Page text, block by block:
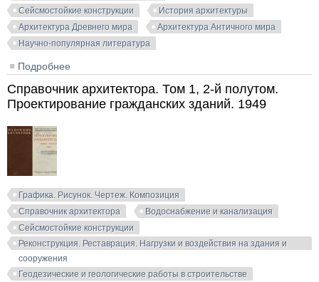
Сейсмостойкие конструкции
История архитектуры
Архитектура Древнего мира
Архитектура Античного мира
Научно-популярная литература
Подробнее
Справочник архитектора. Том 1, 2-й полутом.
Проектирование гражданских зданий. 1949
Графика. Рисунок. Чертеж. Композиция
Справочник архитектора
Водоснабжение и канализация
Сейсмостойкие конструкции
Реконструкция. Реставрация. Нагрузки и воздействия на здания и
сооружения
Геодезические и геологические работы в строительстве